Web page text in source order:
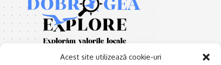
Acest site utilizează cookie-uri